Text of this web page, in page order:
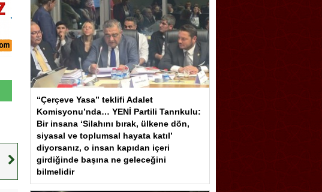
“Çerçeve Yasa” teklifi Adalet
Komisyonu’nda… YENİ Partili Tanrıkulu:
Bir insana ‘Silahını bırak, ülkene dön,
siyasal ve toplumsal hayata katıl’
diyorsanız, o insan kapıdan içeri
girdiğinde başına ne geleceğini
bilmelidir